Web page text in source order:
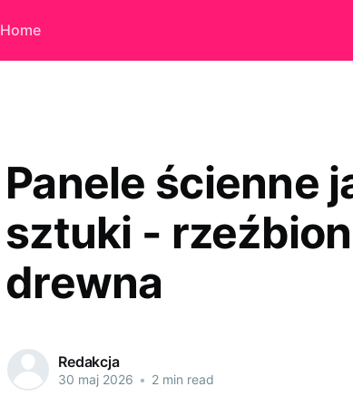
Home
Panele ścienne
sztuki -
drewna
Redakcja
30 maj 2026 • 2 min read